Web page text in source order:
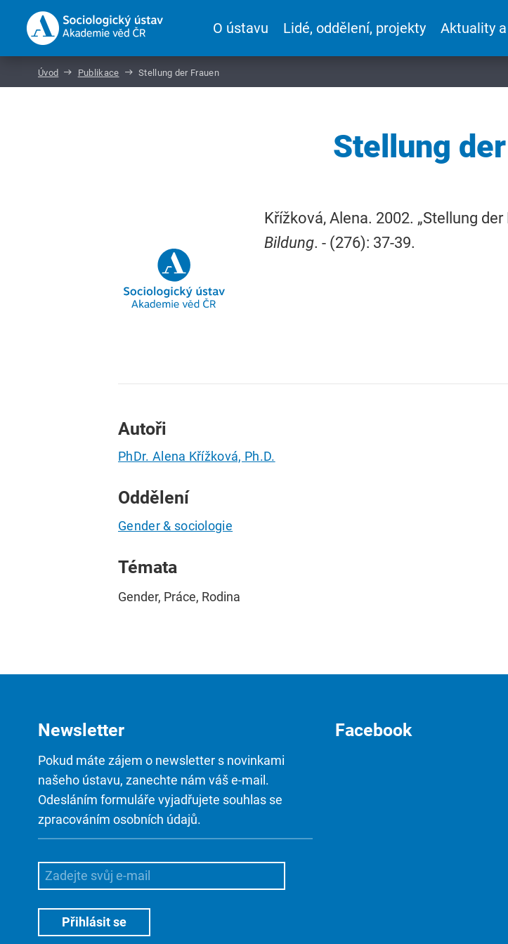
O ústavu Lidé, oddělení, projekty Aktuality
Úvod Publikace Stellung der Frauen
Stellung
Křížková, Alena. 2002. „Stellung der
Bildung. - (276): 37-39.
Autoři
PhDr. Alena Křížková, Ph.D.
Oddělení
Gender & sociologie
Témata
Gender, Práce, Rodina
Newsletter
Pokud máte zájem o newsletter s novinkami
našeho ústavu, zanechte nám váš e-mail.
Odesláním formuláře vyjadřujete souhlas se
zpracováním osobních údajů.
Facebook